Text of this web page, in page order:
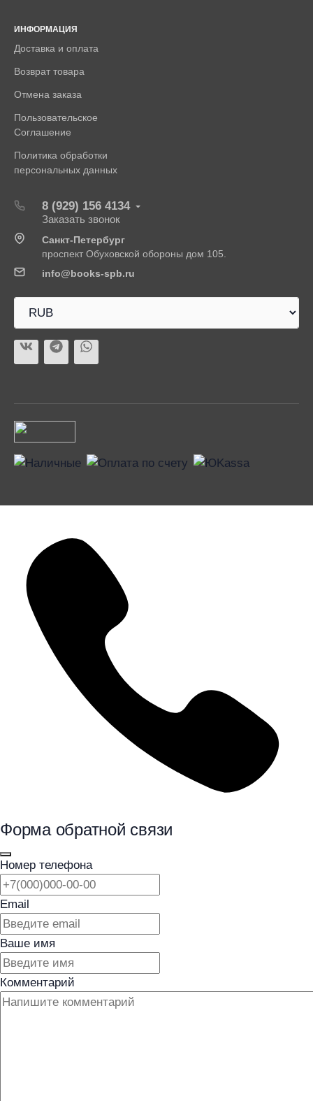
ИНФОРМАЦИЯ
Доставка и оплата
Возврат товара
Отмена заказа
Пользовательское
Соглашение
Политика обработки
персональных данных
8 (929) 156 4134
Заказать звонок
Санкт-Петербург
проспект Обуховской обороны дом 105.
info@books-spb.ru
Форма обратной связи
Номер телефона
Email
Ваше имя
Комментарий